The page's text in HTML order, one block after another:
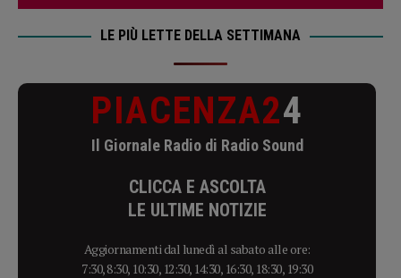
LE PIÙ LETTE DELLA SETTIMANA
PIACENZA24
Il Giornale Radio di Radio Sound
CLICCA E ASCOLTA
LE ULTIME NOTIZIE
Aggiornamenti dal lunedì al sabato alle ore:
7:30, 8:30, 10:30, 12:30, 14:30, 16:30, 18:30, 19:30